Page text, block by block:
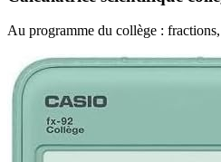
Au programme du collège :